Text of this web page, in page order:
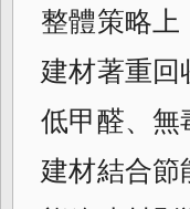
整體策略
建材著重
低甲醛、
建材結合